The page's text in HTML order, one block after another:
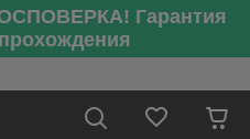
Гарантия